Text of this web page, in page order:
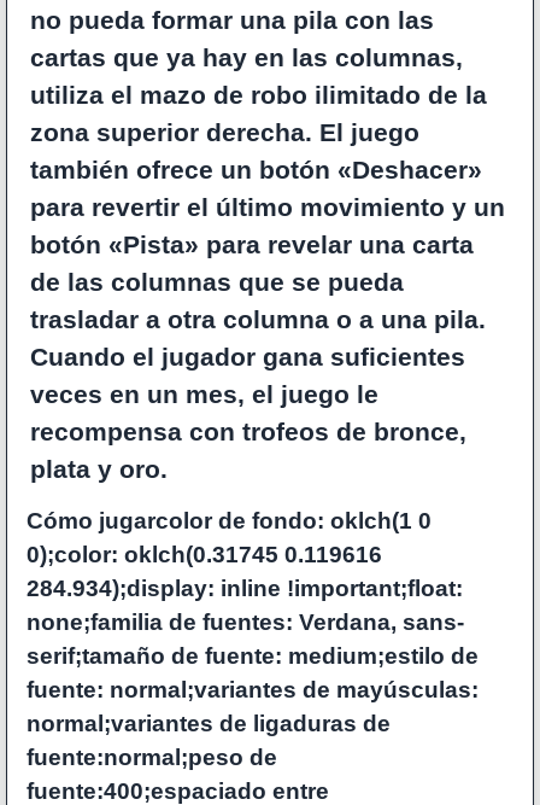
no pueda formar una pila con las
cartas que ya hay en las columnas,
utiliza el mazo de robo ilimitado de la
zona superior derecha. El juego
también ofrece un botón «Deshacer»
para revertir el último movimiento y un
botón «Pista» para revelar una carta
de las columnas que se pueda
trasladar a otra columna o a una pila.
Cuando el jugador gana suficientes
veces en un mes, el juego le
recompensa con trofeos de bronce,
plata y oro.
Cómo jugarcolor de fondo: oklch(1 0
0);color: oklch(0.31745 0.119616
284.934);display: inline !important;float:
none;familia de fuentes: Verdana, sans-
serif;tamaño de fuente: medium;estilo de
fuente: normal;variantes de mayúsculas:
normal;variantes de ligaduras de
fuente:normal;peso de
fuente:400;espaciado entre